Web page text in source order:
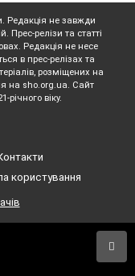
Редакція не завжди
Прес-релізи та статті
Редакція не несе
в прес-релізах та
розміщених на
на sho.org.ua. Сайт
річного віку.
користування